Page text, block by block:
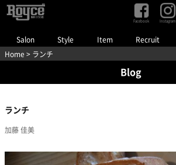
Salon Style Item Recruit
Facebook Instagram
Home > ランチ
Blog
ランチ
加藤 佳美